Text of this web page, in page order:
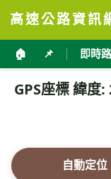
高速公路資訊
🏠 📌 即時
GPS座標 緯度
自動定位